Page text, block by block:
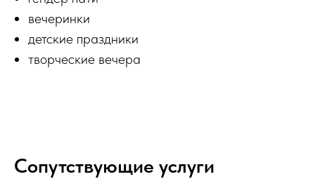
вечеринки
детские праздники
творческие вечера
Сопутствующие услуги